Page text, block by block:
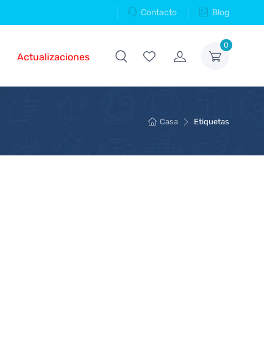
Contacto Blog
0
Actualizaciones
Casa Etiquetas